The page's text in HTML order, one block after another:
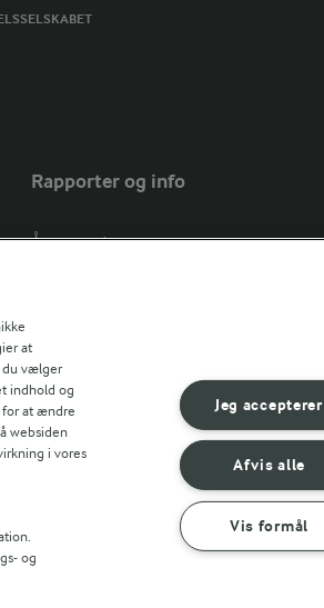
Rapporter og info
Årsrapport
Arla Foods
Fødevarestyrelsens smiley-rapporter for
Jörd
Fødevarestyrelsens smiley-rapporter for
Lurpak PB
at
du vælger
indhold og
for at ændre
websiden
i vores
og
Jeg accepterer
Afvis alle
Vis formål